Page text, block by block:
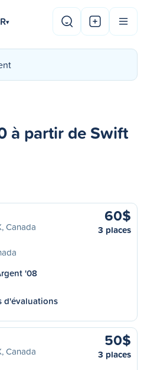
▾
à partir de Swift
Canada
60$
3 places
'08
d'évaluations
Canada
50$
3 places